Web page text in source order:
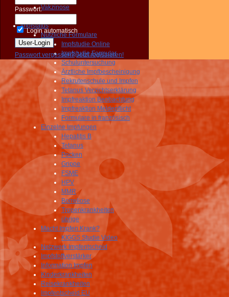
Vakzinose
Gemischte
Impfstatus
Nützliche Formulare
Impfstudie Online
Impfstudie Formular
Schuluntersuchung
Ärztliche Impfbescheinigung
Rekrutenschule und Impfen
Tetanus Verzichtserklärung
Impfreaktion Beobachtung
Impfreaktion Meldepflicht
Formulare in französisch
Einzelne Impfungen
Hepatitis B
Tetanus
Pocken
Grippe
FSME
HPV
MMR
Borreliose
Tropenkrankheiten
übrige
Macht Impfen Krank?
KIGGS Studie Video
Netzwerk Impfentscheid
Impfstoffverstärker
Information Impfen
Kinderkrankheiten
Reisekrankheiten
Impfentscheid EU
Passwort:
Login automatisch
Passwort vergessen? Jetzt registrieren!